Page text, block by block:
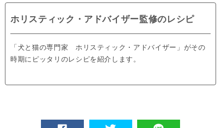
ホリスティック・アドバイザー監修のレシピ
「犬と猫の専門家 ホリスティック・アドバイザー」がその
時期にピッタリのレシピを紹介します。